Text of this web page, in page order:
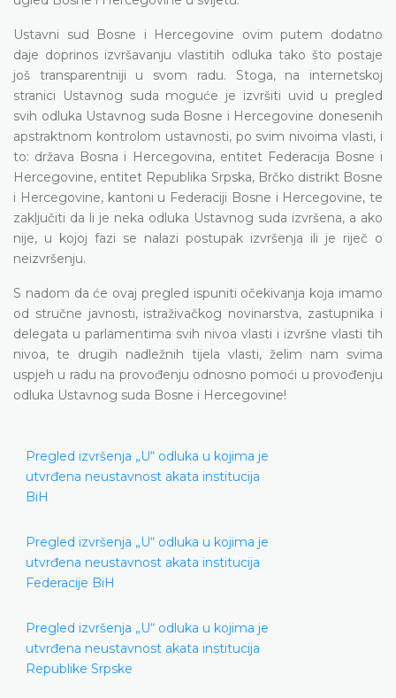
Ustavni sud Bosne i Hercegovine ovim putem dodatno
daje doprinos izvršavanju vlastitih odluka tako što postaje
još transparentniji u svom radu. Stoga, na internetskoj
stranici Ustavnog suda moguće je izvršiti uvid u pregled
svih odluka Ustavnog suda Bosne i Hercegovine donesenih
apstraktnom kontrolom ustavnosti, po svim nivoima vlasti, i
to: država Bosna i Hercegovina, entitet Federacija Bosne i
Hercegovine, entitet Republika Srpska, Brčko distrikt Bosne
i Hercegovine, kantoni u Federaciji Bosne i Hercegovine, te
zaključiti da li je neka odluka Ustavnog suda izvršena, a ako
nije, u kojoj fazi se nalazi postupak izvršenja ili je riječ o
neizvršenju.
S nadom da će ovaj pregled ispuniti očekivanja koja imamo
od stručne javnosti, istraživačkog novinarstva, zastupnika i
delegata u parlamentima svih nivoa vlasti i izvršne vlasti tih
nivoa, te drugih nadležnih tijela vlasti, želim nam svima
uspjeh u radu na provođenju odnosno pomoći u provođenju
odluka Ustavnog suda Bosne i Hercegovine!
Pregled izvršenja „U“ odluka u kojima je
utvrđena neustavnost akata institucija
BiH
Pregled izvršenja „U“ odluka u kojima je
utvrđena neustavnost akata institucija
Federacije BiH
Pregled izvršenja „U“ odluka u kojima je
utvrđena neustavnost akata institucija
Republike Srpske